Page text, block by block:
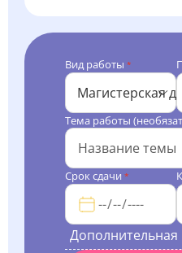
Вид работы *
Магистерская
Тема работы
Срок сдачи *